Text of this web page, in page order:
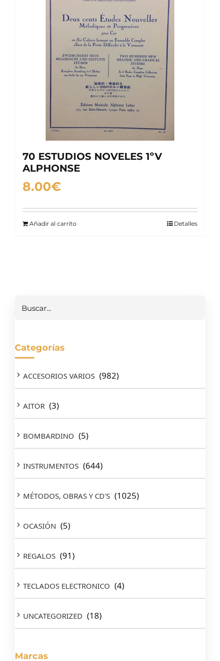
70 ESTUDIOS NOVELES 1ºV
ALPHONSE
8.00€
Añadir al carrito Detalles
Categorías
ACCESORIOS VARIOS (982)
AITOR (3)
BOMBARDINO (5)
INSTRUMENTOS (644)
MÉTODOS, OBRAS Y CD'S (1025)
OCASIÓN (5)
REGALOS (91)
TECLADOS ELECTRONICO (4)
UNCATEGORIZED (18)
Marcas